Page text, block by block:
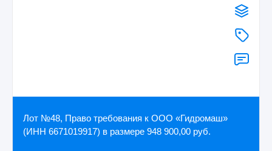
Лот №48, Право требования к ООО «Гидромаш»
(ИНН 6671019917) в размере 948 900,00 руб.